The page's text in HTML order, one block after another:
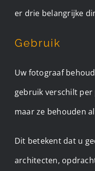
er drie belangrijke
Gebruik
Uw fotograaf
gebruik verschilt
maar ze behouden
Dit betekent dat u
architecten,